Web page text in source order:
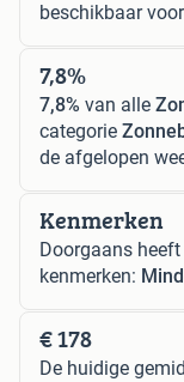
beschikbaar
7,8%
7,8% van alle
categorie
de afgelopen
Kenmerken
Doorgaans heeft
kenmerken:
€ 178
De huidige